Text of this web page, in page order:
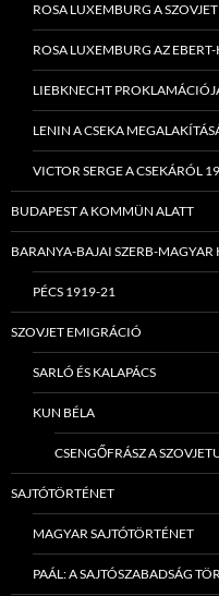
ROSA LUXEMBURG A
ROSA LUXEMBURG AZ
LIEBKNECHT
LENIN A CSEKA
VICTOR SERGE A CSEKÁRÓL
BUDAPEST A KOMMÜN ALATT
BARANYA-BAJAI SZERB-MAGYAR
PÉCS 1919-21
SZOVJET EMIGRÁCIÓ
SARLÓ ÉS KALAPÁCS
KUN BÉLA
CSENGŐFRÁSZ A
SAJTÓTÖRTÉNET
MAGYAR SAJTÓTÖRTÉNET
PAÁL: A SAJTÓSZABADSÁG